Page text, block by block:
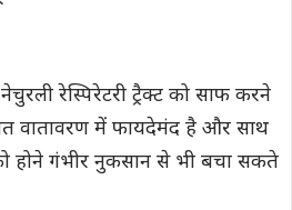
रेस्पिरेटरी ट्रैक्ट को साफ करने
वातावरण में फायदेमंद है और साथ
होने गंभीर नुकसान से भी बचा सकते